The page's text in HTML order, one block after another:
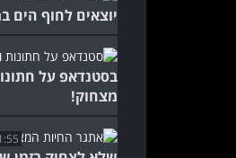
יוצאים לחוף הים
בסטנדאפ על
מצחוק!